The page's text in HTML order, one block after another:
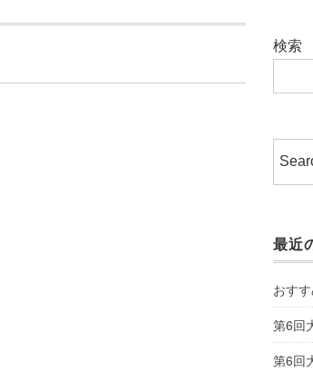
検索
最近
おす
第6回
第6回